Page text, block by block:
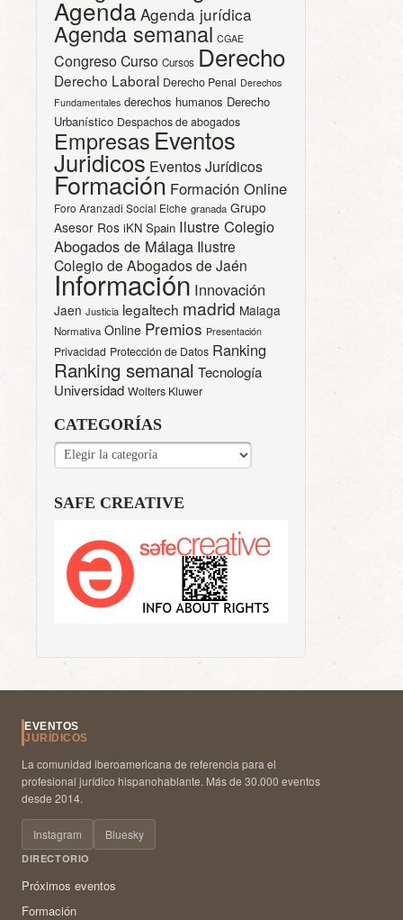
Agenda Agenda jurídica
Agenda semanal CGAE
CongresoCurso Cursos Derecho
Derecho Laboral Derecho Penal Derechos
Fundamentales derechos humanos Derecho
Urbanístico Despachos de abogados
Empresas Eventos
Juridicos Eventos Jurídicos
Formación Formación Online
Foro Aranzadi Social Elche granada Grupo
Asesor Ros iKN Spain Ilustre Colegio
Abogados de Málaga Ilustre
Colegio de Abogados de Jaén
Información Innovación
Jaen Justicia legaltech madrid Malaga
Normativa Online Premios Presentación
Privacidad Protección de Datos Ranking
Ranking semanal Tecnología
Universidad Wolters Kluwer
CATEGORÍAS
CATEGORÍAS
SAFE CREATIVE
EVENTOS
JURÍDICOS
La comunidad iberoamericana de referencia para el
profesional jurídico hispanohablante. Más de 30.000 eventos
desde 2014.
Instagram Bluesky
DIRECTORIO
Próximos eventos
Formación